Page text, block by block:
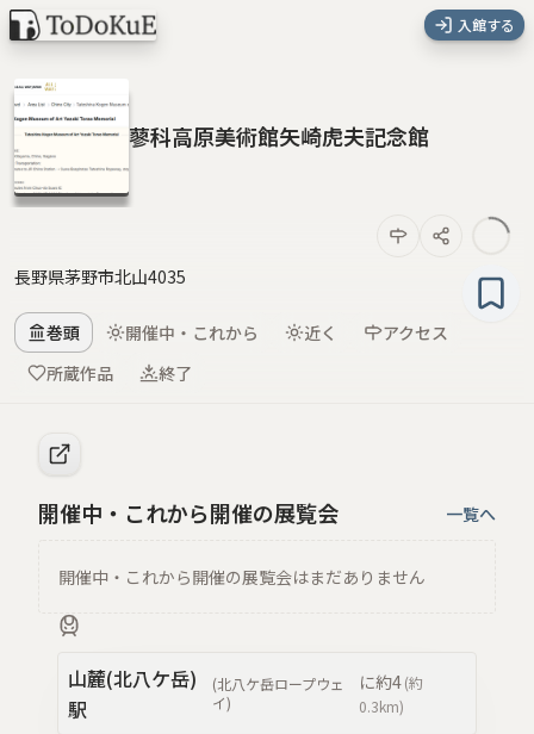
入館する
蓼科高原美術館矢崎虎夫記念館
長野県茅野市北山4035
巻頭 開催中・これから 近く
アクセス
所蔵作品
終了
開催中・これから開催の展覧会 一覧へ
開催中・これから開催の展覧会はまだありません
山麓(北八ケ岳)
駅
(北八ケ岳ロープウェ
イ)
に約4(約
0.3km)